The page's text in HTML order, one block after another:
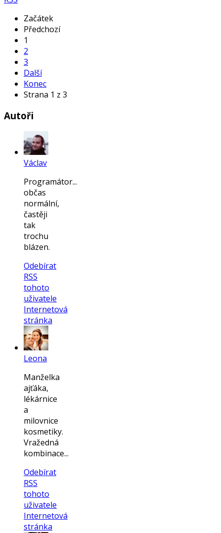
Začátek
Předchozí
1
2
3
Další
Konec
Strana 1 z 3
Autoři
Václav
Programátor...
občas
normální,
častěji
tak
trochu
blázen.
Odebírat
RSS
tohoto
uživatele
Internetová
stránka
Leona
Manželka
ajťáka,
lékárnice
a
milovnice
kosmetiky.
Vražedná
kombinace...
Odebírat
RSS
tohoto
uživatele
Internetová
stránka